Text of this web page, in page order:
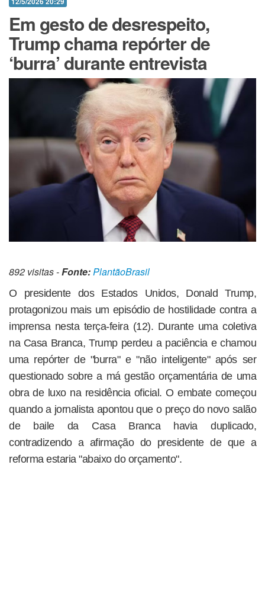
Em gesto de desrespeito,
Trump chama repórter de
‘burra’ durante entrevista
892 visitas -Fonte:PlantãoBrasil
O presidente dos Estados Unidos, Donald Trump,
protagonizou mais um episódio de hostilidade contra a
imprensa nesta terça-feira (12). Durante uma coletiva
na Casa Branca, Trump perdeu a paciência e chamou
uma repórter de "burra" e "não inteligente" após ser
questionado sobre a má gestão orçamentária de uma
obra de luxo na residência oficial. O embate começou
quando a jornalista apontou que o preço do novo salão
de baile da Casa Branca havia duplicado,
contradizendo a afirmação do presidente de que a
reforma estaria "abaixo do orçamento".